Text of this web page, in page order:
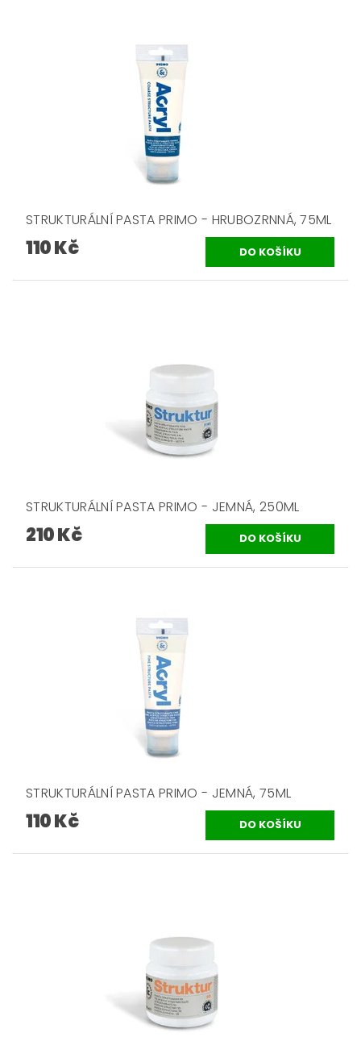
STRUKTURÁLNÍ PASTA PRIMO - HRUBOZRNNÁ, 75ML
110 Kč
STRUKTURÁLNÍ PASTA PRIMO - JEMNÁ, 250ML
210 Kč
STRUKTURÁLNÍ PASTA PRIMO - JEMNÁ, 75ML
110 Kč